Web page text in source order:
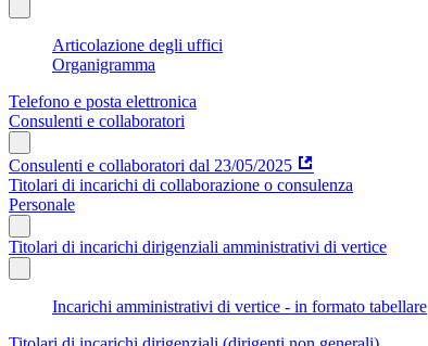
Articolazione degli uffici
Organigramma
Telefono e posta elettronica
Consulenti e collaboratori
Consulenti e collaboratori dal 23/05/2025
Titolari di incarichi di collaborazione o consulenza
Personale
Titolari di incarichi dirigenziali amministrativi di vertice
Incarichi amministrativi di vertice - in formato tabellare